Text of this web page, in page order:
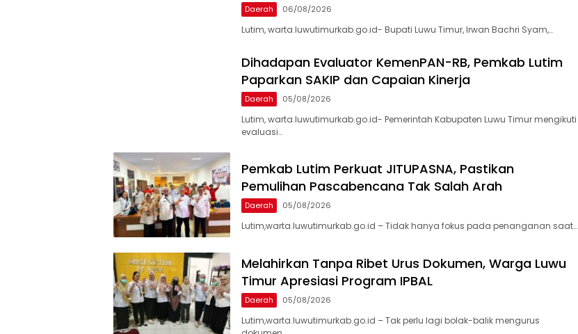
Daerah 06/08/2026
Lutim, warta.luwutimurkab.go.id- Bupati Luwu Timur, Irwan Bachri Syam,…
Dihadapan Evaluator KemenPAN-RB, Pemkab Lutim
Paparkan SAKIP dan Capaian Kinerja
Daerah 05/08/2026
Lutim, warta.luwutimurkab.go.id- Pemerintah Kabupaten Luwu Timur mengikuti
evaluasi…
Pemkab Lutim Perkuat JITUPASNA, Pastikan
Pemulihan Pascabencana Tak Salah Arah
Daerah 05/08/2026
Lutim,warta.luwutimurkab.go.id – Tidak hanya fokus pada penanganan saat…
Melahirkan Tanpa Ribet Urus Dokumen, Warga Luwu
Timur Apresiasi Program IPBAL
Daerah 05/08/2026
Lutim,warta.luwutimurkab.go.id – Tak perlu lagi bolak-balik mengurus